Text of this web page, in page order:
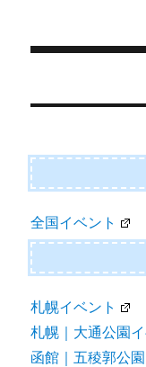
)
稿
ナ
ビ
ゲ
ー
シ
ョ
ン
全国イベント
札幌イベント
札幌｜大通公園イ
函館｜五稜郭公